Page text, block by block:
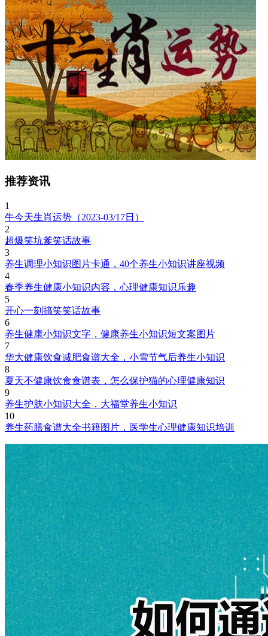
推荐资讯
1
牛今天生肖运势（2023-03/17日）
2
超爆笑坑爹笑话故事
3
养生调理小知识图片卡通，40个养生小知识讲座视频
4
春季养生健康小知识内容，心理健康知识乐趣
5
开心一刻搞笑笑话故事
6
养生健康小知识文字，健康养生小知识短文案图片
7
华大健康饮食减肥食谱大全，小雪节气后养生小知识
8
夏天不健康饮食食谱表，怎么保护猫的心理健康知识
9
养生护肤小知识大全，大福堂养生小知识
10
养生药膳食谱大全书籍图片，医学生心理健康知识培训